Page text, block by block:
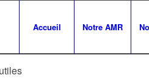
Accueil Notre AMR